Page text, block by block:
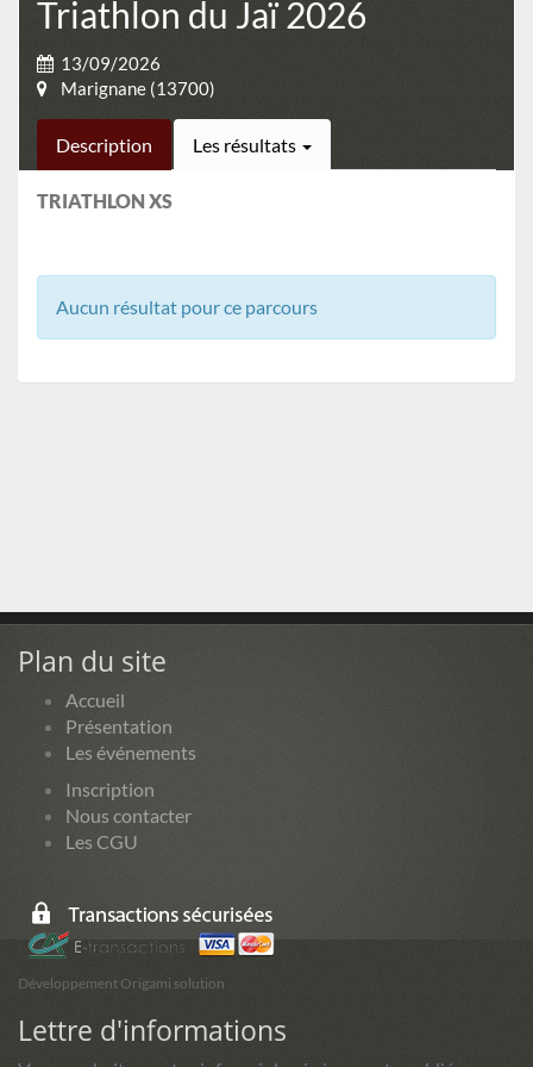
Triathlon du Jaï 2026
13/09/2026
Marignane (13700)
Description Les résultats
TRIATHLON XS
Aucun résultat pour ce parcours
Plan du site
Accueil
Présentation
Les événements
Inscription
Nous contacter
Les CGU
Développement Origami solution
Lettre d'informations